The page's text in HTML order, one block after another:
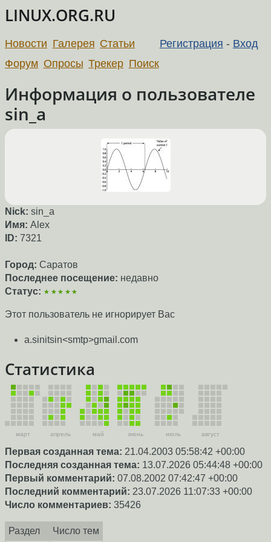
LINUX.ORG.RU
Регистрация - Вход
Новости Галерея Статьи
Форум Опросы Трекер Поиск
Информация о пользователе
sin_a
Nick: sin_a
Имя: Alex
ID: 7321
Город: Саратов
Последнее посещение: недавно
Статус: ★★★★★
Этот пользователь не игнорирует Вас
a.sinitsin<smtp>gmail.com
Статистика
март апрель май июнь июль август
Первая созданная тема: 21.04.2003 05:58:42 +00:00
Последняя созданная тема: 13.07.2026 05:44:48 +00:00
Первый комментарий: 07.08.2002 07:42:47 +00:00
Последний комментарий: 23.07.2026 11:07:33 +00:00
Число комментариев: 35426
Раздел Число тем